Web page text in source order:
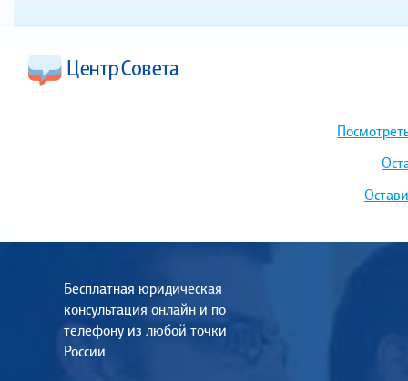
Бесплатная юридическая
консультация онлайн и по
телефону из любой точки
России